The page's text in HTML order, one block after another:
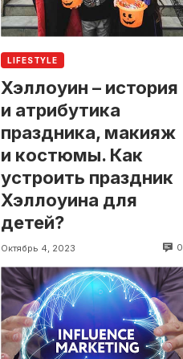
LIFESTYLE
Хэллоуин – история
и атрибутика
праздника, макияж
и костюмы. Как
устроить праздник
Хэллоуина для
детей?
Октябрь 4, 2023 0